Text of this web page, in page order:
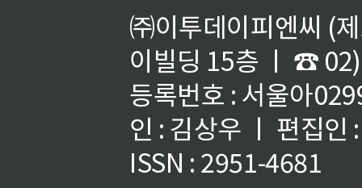
㈜이투데이피엔씨 (
이빌딩 15층 ㅣ ☎
등록번호 : 서울아
인 : 김상우 ㅣ 편집인
ISSN : 2951-4681